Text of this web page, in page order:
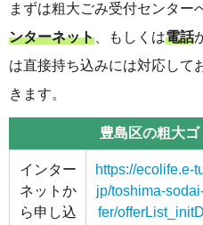
まずは粗大ごみ受付センター
ンターネット、もしくは電話
は直接持ち込みには対応して
きます。
豊島区の粗大
インター
ネットか
ら申し込
https://ecolife.e-
jp/toshima-
fer/